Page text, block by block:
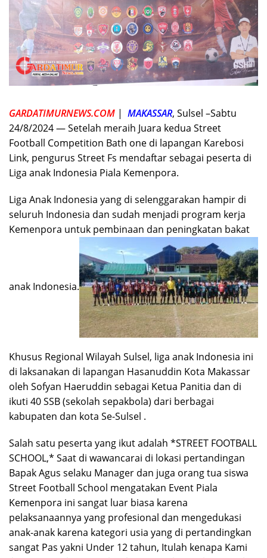
GARDATIMURNEWS.COM | MAKASSAR, Sulsel –Sabtu
24/8/2024 — Setelah meraih Juara kedua Street
Football Competition Bath one di lapangan Karebosi
Link, pengurus Street Fs mendaftar sebagai peserta di
Liga anak Indonesia Piala Kemenpora.
Liga Anak Indonesia yang di selenggarakan hampir di
seluruh Indonesia dan sudah menjadi program kerja
Kemenpora untuk pembinaan dan peningkatan bakat
anak Indonesia.
Khusus Regional Wilayah Sulsel, liga anak Indonesia ini
di laksanakan di lapangan Hasanuddin Kota Makassar
oleh Sofyan Haeruddin sebagai Ketua Panitia dan di
ikuti 40 SSB (sekolah sepakbola) dari berbagai
kabupaten dan kota Se-Sulsel .
Salah satu peserta yang ikut adalah *STREET FOOTBALL
SCHOOL,* Saat di wawancarai di lokasi pertandingan
Bapak Agus selaku Manager dan juga orang tua siswa
Street Football School mengatakan Event Piala
Kemenpora ini sangat luar biasa karena
pelaksanaannya yang profesional dan mengedukasi
anak-anak karena kategori usia yang di pertandingkan
sangat Pas yakni Under 12 tahun, Itulah kenapa Kami